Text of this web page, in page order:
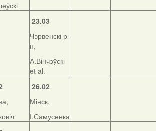
23.03
Чэрвенскі р-
н,
А.Вінчэўскі
et al.
26.02
Мінск,
І.Самусенка